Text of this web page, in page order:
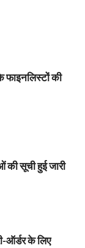
की
की सूची हुई जारी
ऑर्डर के लिए